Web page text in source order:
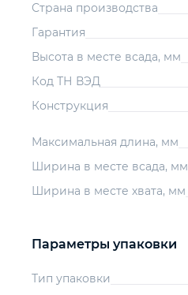
Страна производства
Гарантия
Высота в месте всада, мм
Код ТН ВЭД
Конструкция
Максимальная длина, мм
Ширина в месте всада, мм
Ширина в месте хвата, мм
Параметры упаковки
Тип упаковки